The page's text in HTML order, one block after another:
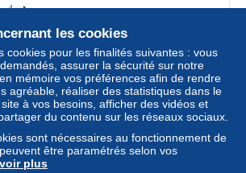
4
4
28
1
3
4
& non classés 20
145
les cookies
cookies pour les finalités suivantes : vous
assurer la sécurité sur notre
mémoire vos préférences afin de rendre
agréable, réaliser des statistiques dans le
à vos besoins, afficher des vidéos et
du contenu sur les réseaux sociaux.
sont nécessaires au fonctionnement de
être paramétrés selon vos
plus